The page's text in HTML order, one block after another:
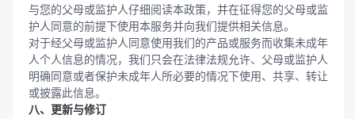
与您的父母或监护人仔细阅读本政策，并在征得您的父母或监
护人同意的前提下使用本服务并向我们提供相关信息。
对于经父母或监护人同意使用我们的产品或服务而收集未成年
人个人信息的情况，我们只会在法律法规允许、父母或监护人
明确同意或者保护未成年人所必要的情况下使用、共享、转让
八、更新与修订